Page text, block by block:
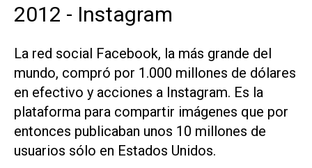
2012 - Instagram
La red social Facebook, la más grande del
mundo, compró por 1.000 millones de dólares
en efectivo y acciones a Instagram. Es la
plataforma para compartir imágenes que por
entonces publicaban unos 10 millones de
usuarios sólo en Estados Unidos.